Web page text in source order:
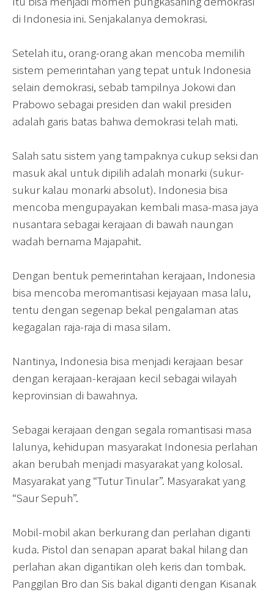
di Indonesia ini. Senjakalanya demokrasi.
Setelah itu, orang-orang akan mencoba memilih
sistem pemerintahan yang tepat untuk Indonesia
selain demokrasi, sebab tampilnya Jokowi dan
Prabowo sebagai presiden dan wakil presiden
adalah garis batas bahwa demokrasi telah mati.
Salah satu sistem yang tampaknya cukup seksi dan
masuk akal untuk dipilih adalah monarki (sukur-
sukur kalau monarki absolut). Indonesia bisa
mencoba mengupayakan kembali masa-masa jaya
nusantara sebagai kerajaan di bawah naungan
wadah bernama Majapahit.
Dengan bentuk pemerintahan kerajaan, Indonesia
bisa mencoba meromantisasi kejayaan masa lalu,
tentu dengan segenap bekal pengalaman atas
kegagalan raja-raja di masa silam.
Nantinya, Indonesia bisa menjadi kerajaan besar
dengan kerajaan-kerajaan kecil sebagai wilayah
keprovinsian di bawahnya.
Sebagai kerajaan dengan segala romantisasi masa
lalunya, kehidupan masyarakat Indonesia perlahan
akan berubah menjadi masyarakat yang kolosal.
Masyarakat yang “Tutur Tinular”. Masyarakat yang
“Saur Sepuh”.
Mobil-mobil akan berkurang dan perlahan diganti
kuda. Pistol dan senapan aparat bakal hilang dan
perlahan akan digantikan oleh keris dan tombak.
Panggilan Bro dan Sis bakal diganti dengan Kisanak